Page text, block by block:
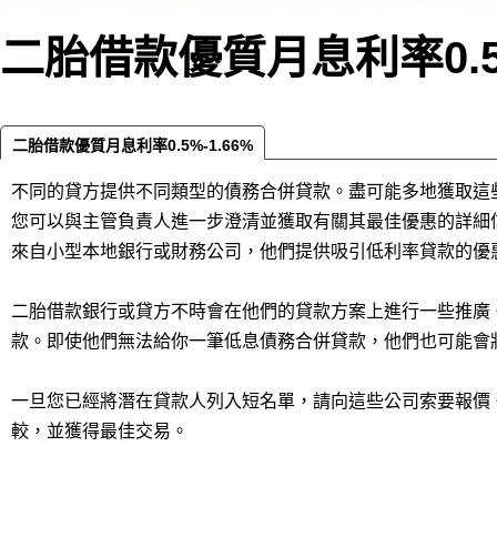
二胎借款優質月息利率
二胎借款優質月息利率0.5%-1.66%‎
不同的貸方提供不同類型的債務合併貸款。盡可能多地獲取
您可以與主管負責人進一步澄清並獲取有關其最佳優惠的詳
來自小型本地銀行或財務公司，他們提供吸引低利率貸款的
二胎借款銀行或貸方不時會在他們的貸款方案上進行一些推
款。即使他們無法給你一筆低息債務合併貸款，他們也可能
一旦您已經將潛在貸款人列入短名單，請向這些公司索要報
較，並獲得最佳交易。